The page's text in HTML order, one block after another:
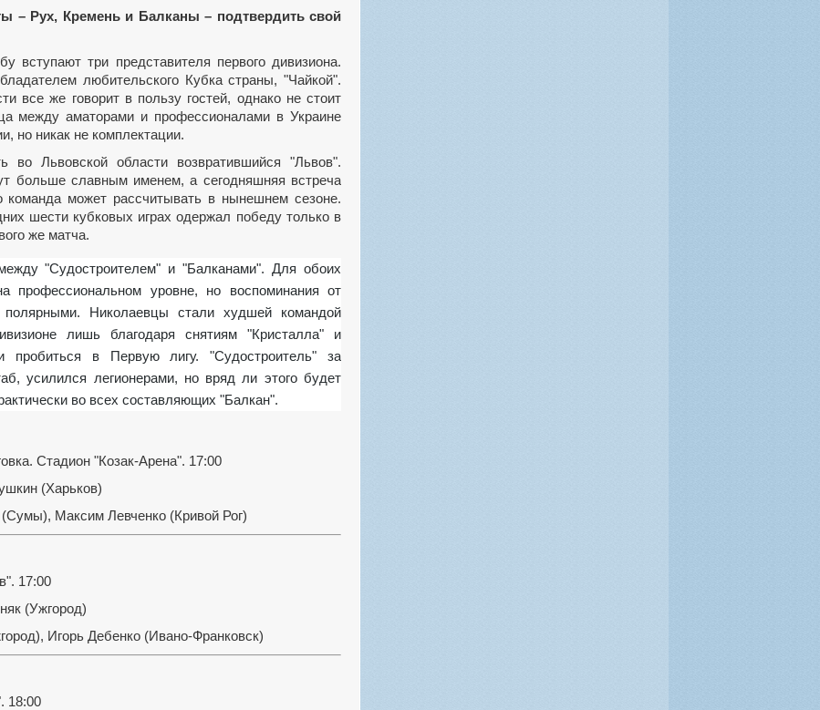
– Рух, Кремень и Балканы – подтвердить свой
любительского Кубка страны, "Чайкой".
все же говорит в пользу гостей, однако не стоит
между аматорами и профессионалами в Украине
но никак не комплектации.
больше славным именем, а сегодняшняя встреча
команда может рассчитывать в нынешнем сезоне.
шести кубковых играх одержал победу только в
же матча.
профессиональном уровне, но воспоминания от
полярными. Николаевцы стали худшей командой
лишь благодаря снятиям "Кристалла" и
пробиться в Первую лигу. "Судостроитель" за
усилился легионерами, но вряд ли этого будет
во всех составляющих "Балкан".
Стадион "Козак-Арена". 17:00
(Харьков)
Максим Левченко (Кривой Рог)
17:00
(Ужгород)
Игорь Дебенко (Ивано-Франковск)
18:00